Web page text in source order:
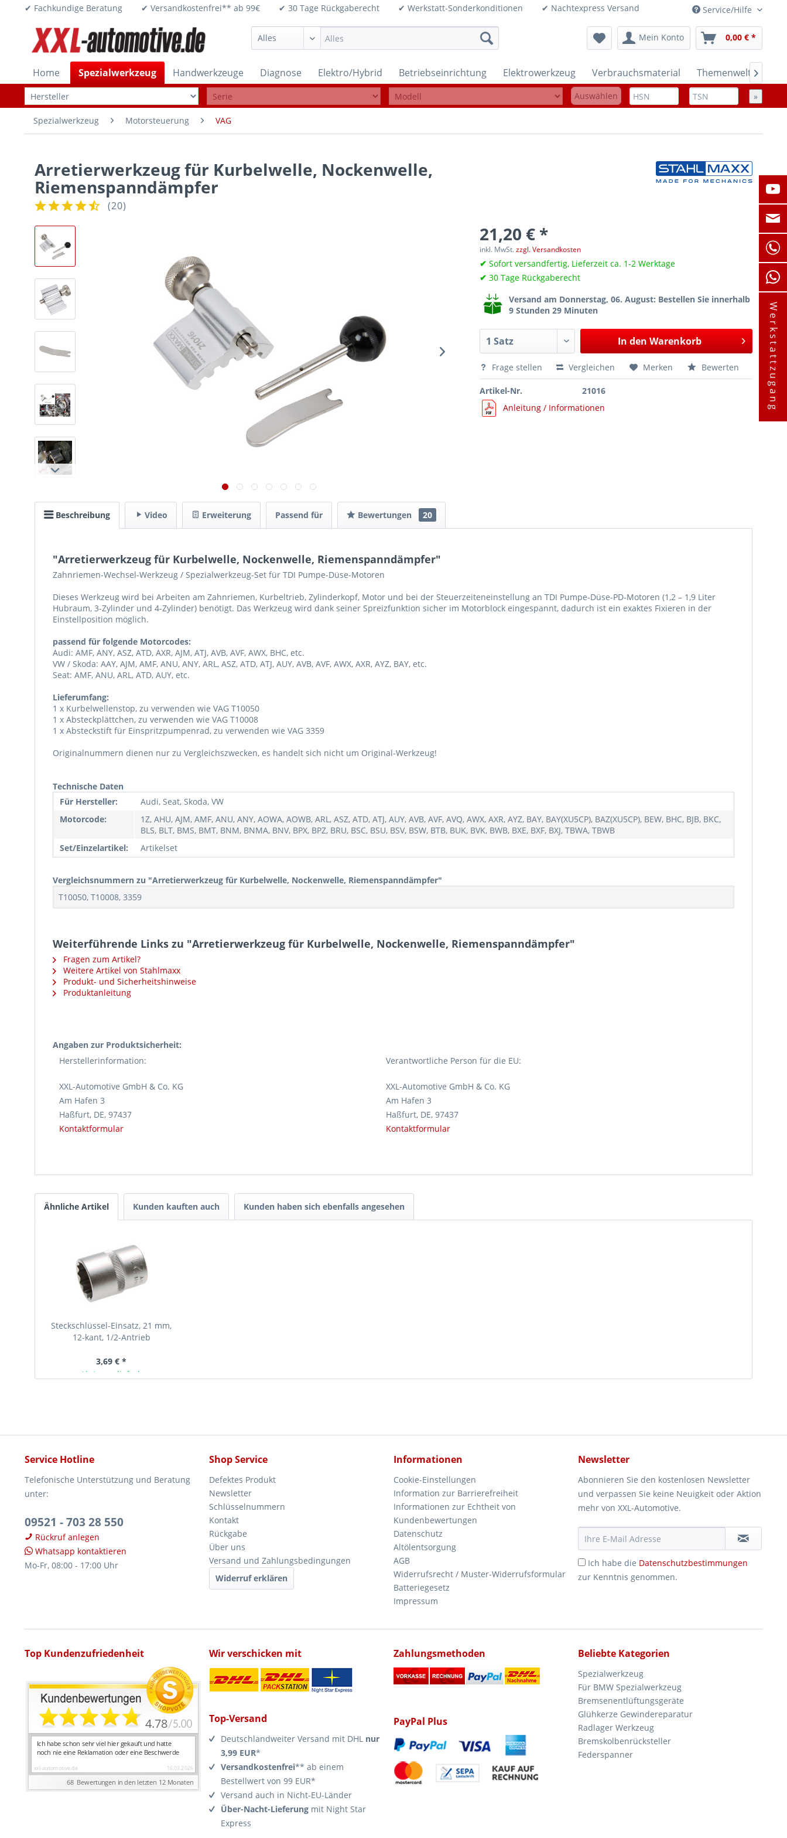
✔ Fachkundige Beratung ✔ Versandkostenfrei** ab 99€ ✔ 30 Tage Rückgaberecht ✔ Werkstatt-Sonderkonditionen ✔ Nachtexpress Versand Service/Hilfe
Mein Konto 0,00 € *
Home Spezialwerkzeug Handwerkzeuge Diagnose Elektro/Hybrid Betriebseinrichtung Elektrowerkzeug Verbrauchsmaterial Themenwelten

Auswählen »
Spezialwerkzeug Motorsteuerung VAG
Arretierwerkzeug für Kurbelwelle, Nockenwelle,
Riemenspanndämpfer
(20)
21,20 € *
inkl. MwSt.zzgl. Versandkosten
✔ Sofort versandfertig, Lieferzeit ca. 1-2 Werktage
✔ 30 Tage Rückgaberecht
Versand am Donnerstag, 06. August: Bestellen Sie innerhalb
9 Stunden 29 Minuten
In den Warenkorb
Frage stellen Vergleichen Merken Bewerten
Artikel-Nr.
21016
Anleitung / Informationen
Beschreibung Video Erweiterung Passend für Bewertungen 20
"Arretierwerkzeug für Kurbelwelle, Nockenwelle, Riemenspanndämpfer"
Zahnriemen-Wechsel-Werkzeug / Spezialwerkzeug-Set für TDI Pumpe-Düse-Motoren
Dieses Werkzeug wird bei Arbeiten am Zahnriemen, Kurbeltrieb, Zylinderkopf, Motor und bei der Steuerzeiteneinstellung an TDI Pumpe-Düse-PD-Motoren (1,2 – 1,9 Liter
Hubraum, 3-Zylinder und 4-Zylinder) benötigt. Das Werkzeug wird dank seiner Spreizfunktion sicher im Motorblock eingespannt, dadurch ist ein exaktes Fixieren in der
Einstellposition möglich.
passend für folgende Motorcodes:
Audi: AMF, ANY, ASZ, ATD, AXR, AJM, ATJ, AVB, AVF, AWX, BHC, etc.
VW / Skoda: AAY, AJM, AMF, ANU, ANY, ARL, ASZ, ATD, ATJ, AUY, AVB, AVF, AWX, AXR, AYZ, BAY, etc.
Seat: AMF, ANU, ARL, ATD, AUY, etc.
Lieferumfang:
1 x Kurbelwellenstop, zu verwenden wie VAG T10050
1 x Absteckplättchen, zu verwenden wie VAG T10008
1 x Absteckstift für Einspritzpumpenrad, zu verwenden wie VAG 3359
Originalnummern dienen nur zu Vergleichszwecken, es handelt sich nicht um Original-Werkzeug!
Technische Daten
Für Hersteller:
Audi, Seat, Skoda, VW
Motorcode:
1Z, AHU, AJM, AMF, ANU, ANY, AOWA, AOWB, ARL, ASZ, ATD, ATJ, AUY, AVB, AVF, AVQ, AWX, AXR, AYZ, BAY, BAY(XU5CP), BAZ(XU5CP), BEW, BHC, BJB, BKC,
BLS, BLT, BMS, BMT, BNM, BNMA, BNV, BPX, BPZ, BRU, BSC, BSU, BSV, BSW, BTB, BUK, BVK, BWB, BXE, BXF, BXJ, TBWA, TBWB
Set/Einzelartikel:
Artikelset
Vergleichsnummern zu "Arretierwerkzeug für Kurbelwelle, Nockenwelle, Riemenspanndämpfer"
T10050, T10008, 3359
Weiterführende Links zu "Arretierwerkzeug für Kurbelwelle, Nockenwelle, Riemenspanndämpfer"
Fragen zum Artikel?
Weitere Artikel von Stahlmaxx
Produkt- und Sicherheitshinweise
Produktanleitung
Angaben zur Produktsicherheit:
Herstellerinformation:
XXL-Automotive GmbH & Co. KG
Am Hafen 3
Haßfurt, DE, 97437
Kontaktformular
Verantwortliche Person für die EU:
XXL-Automotive GmbH & Co. KG
Am Hafen 3
Haßfurt, DE, 97437
Kontaktformular
Ähnliche Artikel Kunden kauften auch Kunden haben sich ebenfalls angesehen
Steckschlüssel-Einsatz, 21 mm,
12-kant, 1/2-Antrieb
3,69 € *
Ab Lager lieferbar
Service Hotline
Telefonische Unterstützung und Beratung
unter:
09521 - 703 28 550
Rückruf anlegen
Whatsapp kontaktieren
Mo-Fr, 08:00 - 17:00 Uhr
Shop Service
Defektes Produkt
Newsletter
Schlüsselnummern
Kontakt
Rückgabe
Über uns
Versand und Zahlungsbedingungen
Widerruf erklären
Informationen
Cookie-Einstellungen
Information zur Barrierefreiheit
Informationen zur Echtheit von
Kundenbewertungen
Datenschutz
Altölentsorgung
AGB
Widerrufsrecht / Muster-Widerrufsformular
Batteriegesetz
Impressum
Newsletter
Abonnieren Sie den kostenlosen Newsletter
und verpassen Sie keine Neuigkeit oder Aktion
mehr von XXL-Automotive.
Ich habe die Datenschutzbestimmungen
zur Kenntnis genommen.
Top Kundenzufriedenheit Wir verschicken mit
Top-Versand
Deutschlandweiter Versand mit DHL nur
3,99 EUR*
Versandkostenfrei** ab einem
Bestellwert von 99 EUR*
Versand auch in Nicht-EU-Länder
Über-Nacht-Lieferung mit Night Star
Express
Zahlungsmethoden
PayPal Plus
Beliebte Kategorien
Spezialwerkzeug
Für BMW Spezialwerkzeug
Bremsenentlüftungsgeräte
Glühkerze Gewindereparatur
Radlager Werkzeug
Bremskolbenrücksteller
Federspanner
Werkstattzugang